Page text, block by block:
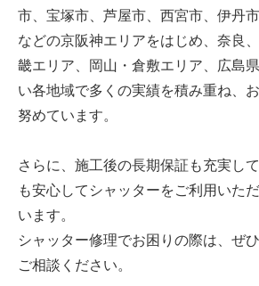
市、宝塚市、芦屋市、西宮市、伊丹
などの京阪神エリアをはじめ、奈良
畿エリア、岡山・倉敷エリア、広島
い各地域で多くの実績を積み重ね、
努めています。
さらに、施工後の長期保証も充実し
も安心してシャッターをご利用いた
います。
シャッター修理でお困りの際は、ぜ
ご相談ください。